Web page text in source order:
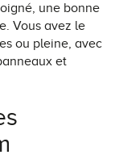
une bonne
Vous avez le
ou pleine, avec
et